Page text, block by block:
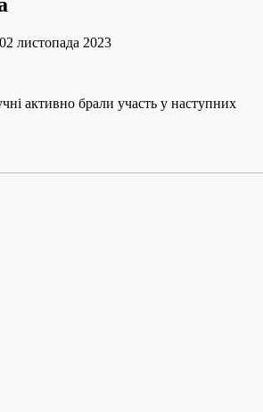
листопада 2023
активно брали участь у наступних